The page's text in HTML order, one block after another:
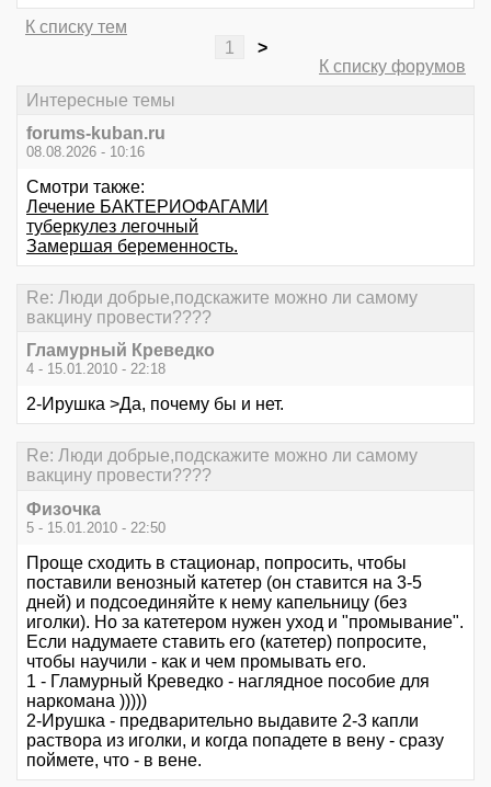
К списку тем
1
>
К списку форумов
Интересные темы
forums-kuban.ru
08.08.2026 - 10:16
Смотри также:
Лечение БАКТЕРИОФАГАМИ
туберкулез легочный
Замершая беременность.
Re: Люди добрые,подскажите можно ли самому
вакцину провести????
Гламурный Креведко
4 - 15.01.2010 - 22:18
2-Ирушкa >Да, почему бы и нет.
Re: Люди добрые,подскажите можно ли самому
вакцину провести????
Физочка
5 - 15.01.2010 - 22:50
Проще сходить в стационар, попросить, чтобы
поставили венозный катетер (он ставится на 3-5
дней) и подсоединяйте к нему капельницу (без
иголки). Но за катетером нужен уход и "промывание".
Если надумаете ставить его (катетер) попросите,
чтобы научили - как и чем промывать его.
1 - Гламурный Креведко - наглядное пособие для
наркомана )))))
2-Ирушкa - предварительно выдавите 2-3 капли
раствора из иголки, и когда попадете в вену - сразу
поймете, что - в вене.